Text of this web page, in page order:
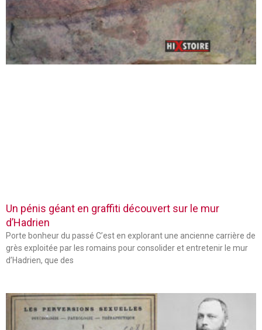
Un pénis géant en graffiti découvert sur le mur
d’Hadrien
Porte bonheur du passé C’est en explorant une ancienne carrière de
grès exploitée par les romains pour consolider et entretenir le mur
d’Hadrien, que des